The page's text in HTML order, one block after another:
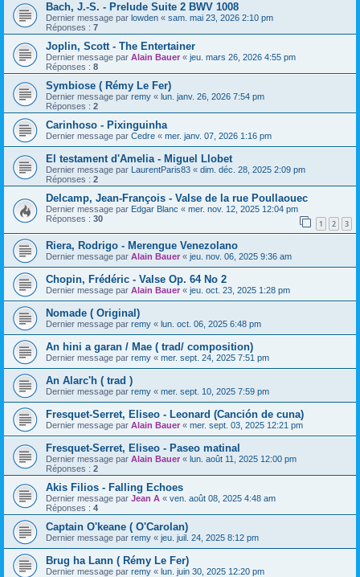
Bach, J.-S. - Prelude Suite 2 BWV 1008
Dernier message par lowden « sam. mai 23, 2026 2:10 pm
Réponses : 7
Joplin, Scott - The Entertainer
Dernier message par Alain Bauer « jeu. mars 26, 2026 4:55 pm
Réponses : 8
Symbiose ( Rémy Le Fer)
Dernier message par remy « lun. janv. 26, 2026 7:54 pm
Réponses : 2
Carinhoso - Pixinguinha
Dernier message par Cedre « mer. janv. 07, 2026 1:16 pm
El testament d'Amelia - Miguel Llobet
Dernier message par LaurentParis83 « dim. déc. 28, 2025 2:09 pm
Réponses : 2
Delcamp, Jean-François - Valse de la rue Poullaouec
Dernier message par Edgar Blanc « mer. nov. 12, 2025 12:04 pm
Réponses : 30 1 2 3
Riera, Rodrigo - Merengue Venezolano
Dernier message par Alain Bauer « jeu. nov. 06, 2025 9:36 am
Chopin, Frédéric - Valse Op. 64 No 2
Dernier message par Alain Bauer « jeu. oct. 23, 2025 1:28 pm
Nomade ( Original)
Dernier message par remy « lun. oct. 06, 2025 6:48 pm
An hini a garan / Mae ( trad/ composition)
Dernier message par remy « mer. sept. 24, 2025 7:51 pm
An Alarc'h ( trad )
Dernier message par remy « mer. sept. 10, 2025 7:59 pm
Fresquet-Serret, Eliseo - Leonard (Canción de cuna)
Dernier message par Alain Bauer « mer. sept. 03, 2025 12:21 pm
Fresquet-Serret, Eliseo - Paseo matinal
Dernier message par Alain Bauer « lun. août 11, 2025 12:00 pm
Réponses : 2
Akis Filios - Falling Echoes
Dernier message par Jean A « ven. août 08, 2025 4:48 am
Réponses : 4
Captain O'keane ( O'Carolan)
Dernier message par remy « jeu. juil. 24, 2025 8:12 pm
Brug ha Lann ( Rémy Le Fer)
Dernier message par remy « lun. juin 30, 2025 12:20 pm